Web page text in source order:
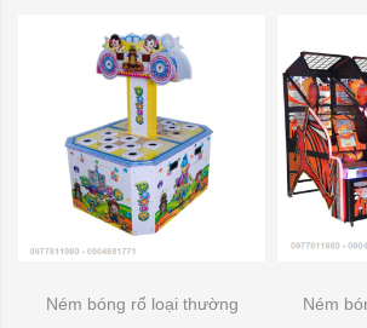
Ném bóng rổ loại thường Ném